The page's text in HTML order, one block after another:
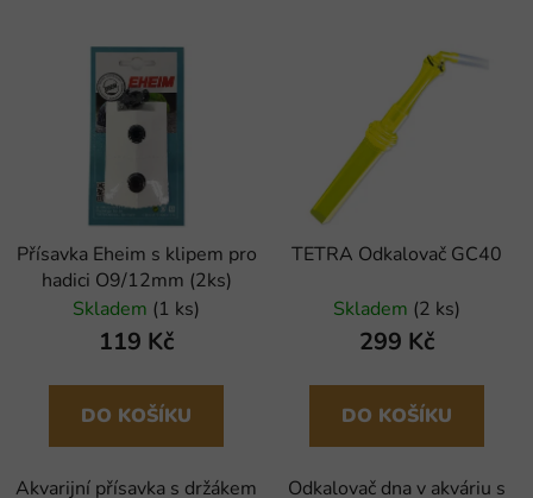
Přísavka Eheim s klipem pro
hadici O9/12mm (2ks)
Skladem (1 ks)
119 Kč
DO KOŠÍKU
Akvarijní přísavka s držákem
TETRA Odkalovač GC40
Skladem (2 ks)
299 Kč
DO KOŠÍKU
Odkalovač dna v akváriu s